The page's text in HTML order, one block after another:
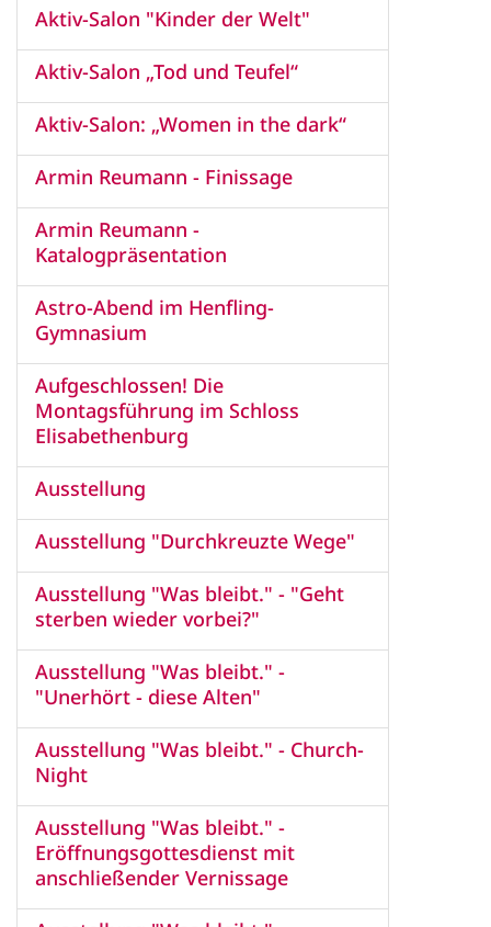
Aktiv-Salon "Kinder der Welt"
Aktiv-Salon „Tod und Teufel“
Aktiv-Salon: „Women in the dark“
Armin Reumann - Finissage
Armin Reumann -
Katalogpräsentation
Astro-Abend im Henfling-
Gymnasium
Aufgeschlossen! Die
Montagsführung im Schloss
Elisabethenburg
Ausstellung
Ausstellung "Durchkreuzte Wege"
Ausstellung "Was bleibt." - "Geht
sterben wieder vorbei?"
Ausstellung "Was bleibt." -
"Unerhört - diese Alten"
Ausstellung "Was bleibt." - Church-
Night
Ausstellung "Was bleibt." -
Eröffnungsgottesdienst mit
anschließender Vernissage